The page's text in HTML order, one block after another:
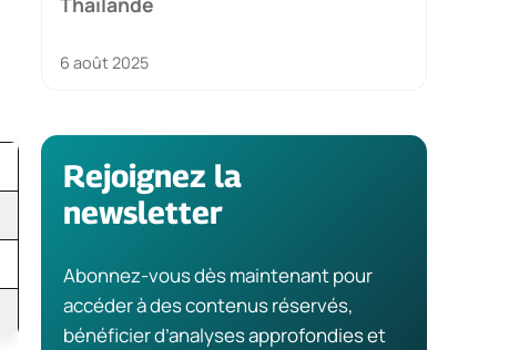
6 août 2025
Rejoignez la
newsletter
Abonnez-vous dès maintenant pour
accéder à des contenus réservés,
bénéficier d’analyses approfondies et